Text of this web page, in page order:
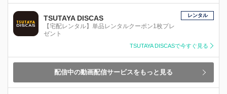
TSUTAYA DISCAS
【宅配レンタル】単品レンタルクーポン1枚プレ
ゼント
レンタル
TSUTAYA DISCASで今すぐ見る
配信中の動画配信サービスをもっと見る